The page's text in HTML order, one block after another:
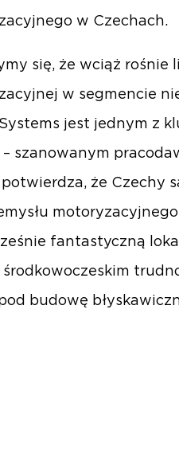
w Czechach.
się, że wciąż rośnie
w segmencie
jest jednym z
szanowanym
potwierdza, że Czechy
fantastyczną
budowę